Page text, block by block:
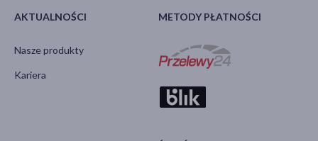
AKTUALNOŚCI
Nasze produkty
Kariera
METODY PŁATNOŚCI